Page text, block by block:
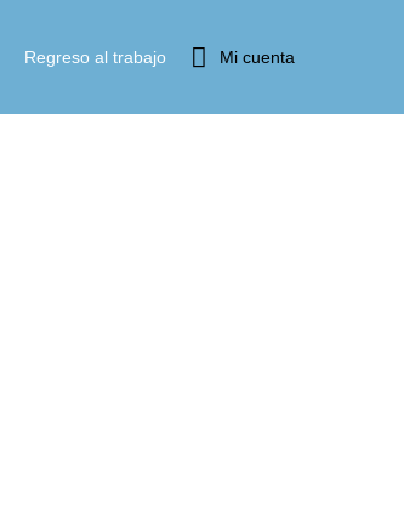
Regreso al trabajo Mi cuenta